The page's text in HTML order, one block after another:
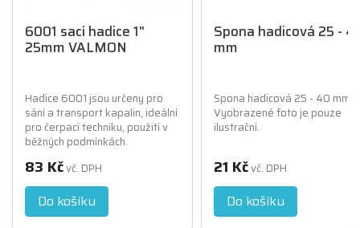
6001 sací hadice 1"
25mm VALMON
Hadice 6001 jsou určeny pro
sání a transport kapalin, ideální
pro čerpací techniku, použití v
běžných podmínkách.
83 Kčvč. DPH
Do košíku
Spona hadicová 25 -
mm
Spona hadicová 25 - 40 mm
Vyobrazené foto je pouze
ilustrační.
21 Kčvč. DPH
Do košíku